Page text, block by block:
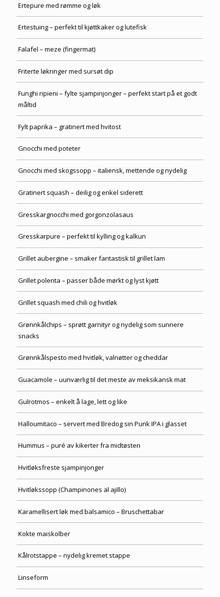
Ertepure med rømme og løk
Ertestuing – perfekt til kjøttkaker og lutefisk
Falafel – meze (fingermat)
Friterte løkringer med sursøt dip
Funghi ripieni – fylte sjampinjonger – perfekt start på et godt
måltid
Fylt paprika – gratinert med hvitost
Gnocchi med poteter
Gnocchi med skogssopp – italiensk, mettende og nydelig
Gratinert squash – deilig og enkel siderett
Gresskargnocchi med gorgonzolasaus
Gresskarpure – perfekt til kylling og kalkun
Grillet aubergine – smaker fantastisk til grillet lam
Grillet polenta – passer både mørkt og lyst kjøtt
Grillet squash med chili og hvitløk
Grønnkålchips – sprøtt garnityr og nydelig som sunnere
snacks
Grønnkålspesto med hvitløk, valnøtter og cheddar
Guacamole – uunværlig til det meste av meksikansk mat
Gulrotmos – enkelt å lage, lett og like
Halloumitaco – servert med Bredog sin Punk IPA i glasset
Hummus – puré av kikerter fra midtøsten
Hvitløksfreste sjampinjonger
Hvitløkssopp (Champinones al ajillo)
Karamellisert løk med balsamico – Bruschettabar
Kokte maiskolber
Kålrotstappe – nydelig kremet stappe
Linseform